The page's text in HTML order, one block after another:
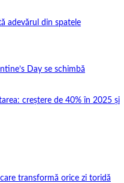
adevărul din spatele
Day se schimbă
creștere de 40% în 2025 și
transformă orice zi toridă